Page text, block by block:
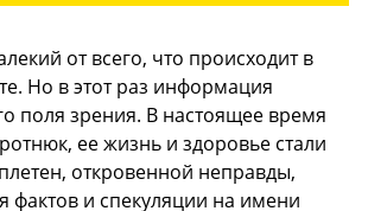
от всего, что происходит в
Но в этот раз информация
поля зрения. В настоящее время
ее жизнь и здоровье стали
откровенной неправды,
фактов и спекуляции на имени